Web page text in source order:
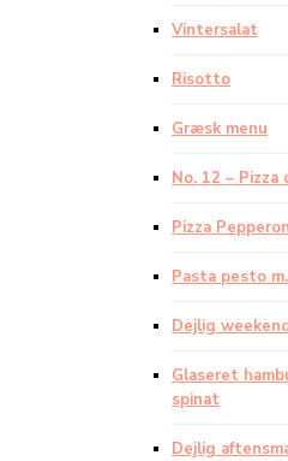
Vintersalat
Risotto
Græsk menu
No. 12 – Pizza
Pizza
Pasta pesto
Dejlig
Glaseret
spinat
Dejlig